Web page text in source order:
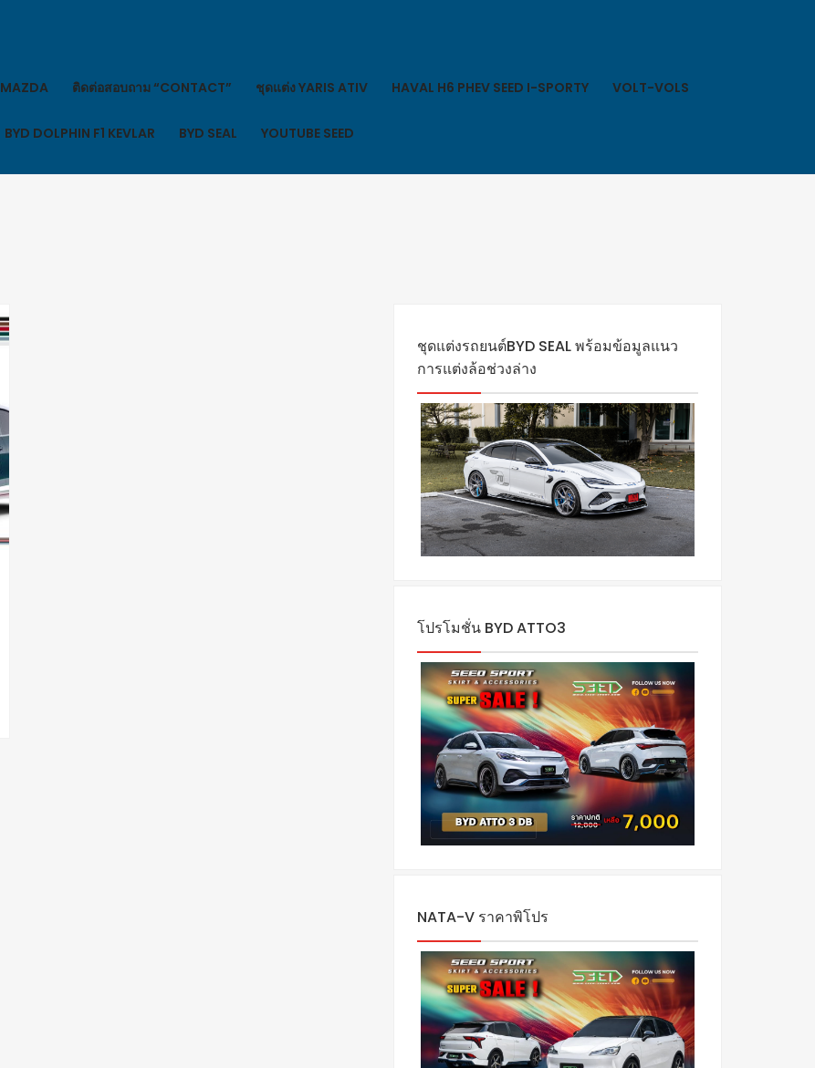
MAZDA ติดต่อสอบถาม “CONTACT” ชุดแต่ง YARIS ATIV HAVAL H6 PHEV SEED I-SPORTY VOLT-VOLS
BYD DOLPHIN F1 KEVLAR BYD SEAL YOUTUBE SEED
ชุดแต่งรถยนต์BYD SEAL พร้อมข้อมูลแนว
การแต่งล้อช่วงล่าง
โปรโมชั่น BYD ATTO3
NATA-V ราคาพิโปร